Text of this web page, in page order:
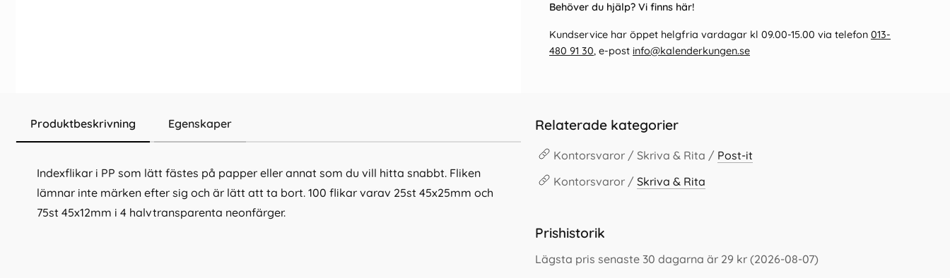
Behöver du hjälp? Vi finns här!
Kundservice har öppet helgfria vardagar kl 09.00-15.00 via telefon 013-
480 91 30, e-post info@kalenderkungen.se
Produktbeskrivning Egenskaper
Indexflikar i PP som lätt fästes på papper eller annat som du vill hitta snabbt. Fliken
lämnar inte märken efter sig och är lätt att ta bort. 100 flikar varav 25st 45x25mm och
75st 45x12mm i 4 halvtransparenta neonfärger.
Relaterade kategorier
Kontorsvaror / Skriva & Rita / Post-it
Kontorsvaror / Skriva & Rita
Prishistorik
Lägsta pris senaste 30 dagarna är 29 kr (2026-08-07)